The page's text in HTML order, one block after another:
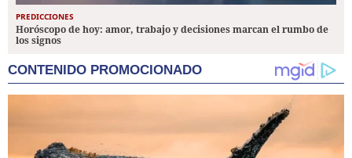
PREDICCIONES
Horóscopo de hoy: amor, trabajo y decisiones marcan el rumbo de
los signos
CONTENIDO PROMOCIONADO